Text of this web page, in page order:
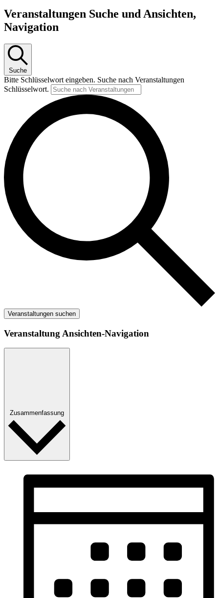
Veranstaltungen Suche und Ansichten,
Navigation
Suche
Bitte Schlüsselwort eingeben. Suche nach Veranstaltungen
Schlüsselwort.
Veranstaltungen suchen
Veranstaltung Ansichten-Navigation
Zusammenfassung